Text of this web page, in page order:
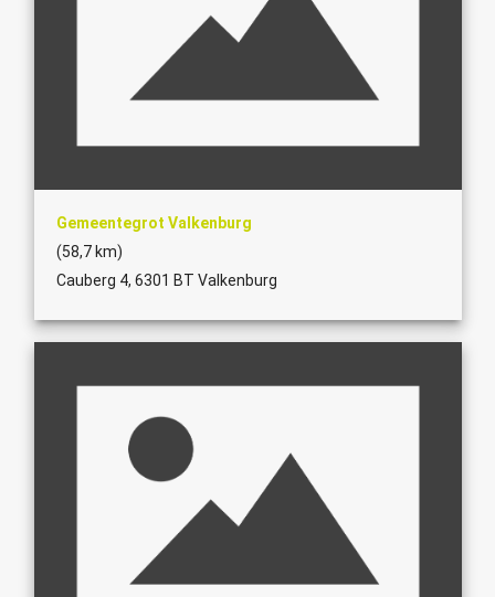
Gemeentegrot Valkenburg
(58,7 km)
Cauberg 4, 6301 BT Valkenburg